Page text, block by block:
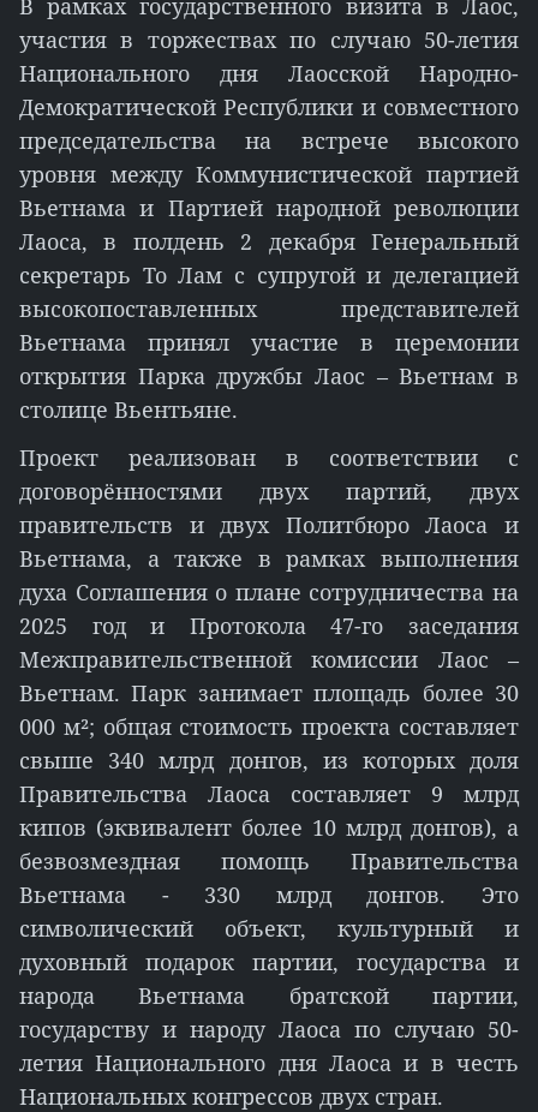
В рамках государственного визита в Лаос,
участия в торжествах по случаю 50-летия
Национального дня Лаосской Народно-
Демократической Республики и совместного
председательства на встрече высокого
уровня между Коммунистической партией
Вьетнама и Партией народной революции
Лаоса, в полдень 2 декабря Генеральный
секретарь То Лам с супругой и делегацией
высокопоставленных представителей
Вьетнама принял участие в церемонии
открытия Парка дружбы Лаос – Вьетнам в
столице Вьентьяне.
Проект реализован в соответствии с
договорённостями двух партий, двух
правительств и двух Политбюро Лаоса и
Вьетнама, а также в рамках выполнения
духа Соглашения о плане сотрудничества на
2025 год и Протокола 47-го заседания
Межправительственной комиссии Лаос –
Вьетнам. Парк занимает площадь более 30
000 м²; общая стоимость проекта составляет
свыше 340 млрд донгов, из которых доля
Правительства Лаоса составляет 9 млрд
кипов (эквивалент более 10 млрд донгов), а
безвозмездная помощь Правительства
Вьетнама - 330 млрд донгов. Это
символический объект, культурный и
духовный подарок партии, государства и
народа Вьетнама братской партии,
государству и народу Лаоса по случаю 50-
летия Национального дня Лаоса и в честь
Национальных конгрессов двух стран.